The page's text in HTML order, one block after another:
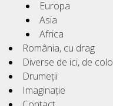
Europa
Asia
Africa
România, cu drag
Diverse de ici, de colo
Drumeții
Imaginație